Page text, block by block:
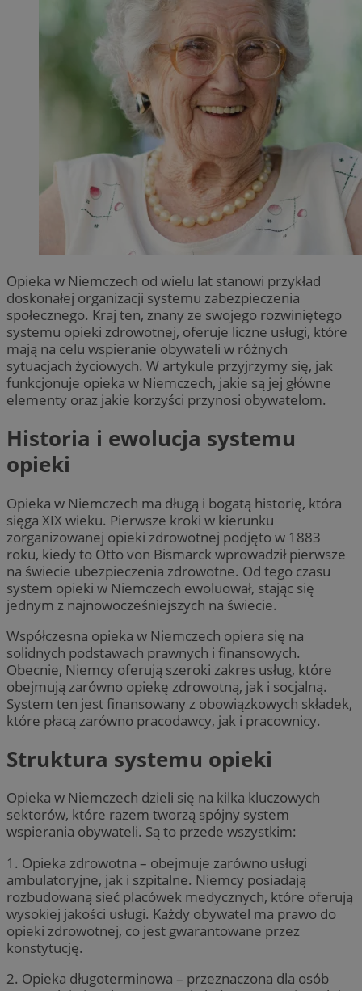
Opieka w Niemczech od wielu lat stanowi przykład
doskonałej organizacji systemu zabezpieczenia
społecznego. Kraj ten, znany ze swojego rozwiniętego
systemu opieki zdrowotnej, oferuje liczne usługi, które
mają na celu wspieranie obywateli w różnych
sytuacjach życiowych. W artykule przyjrzymy się, jak
funkcjonuje opieka w Niemczech, jakie są jej główne
elementy oraz jakie korzyści przynosi obywatelom.
Historia i ewolucja systemu
opieki
Opieka w Niemczech ma długą i bogatą historię, która
sięga XIX wieku. Pierwsze kroki w kierunku
zorganizowanej opieki zdrowotnej podjęto w 1883
roku, kiedy to Otto von Bismarck wprowadził pierwsze
na świecie ubezpieczenia zdrowotne. Od tego czasu
system opieki w Niemczech ewoluował, stając się
jednym z najnowocześniejszych na świecie.
Współczesna opieka w Niemczech opiera się na
solidnych podstawach prawnych i finansowych.
Obecnie, Niemcy oferują szeroki zakres usług, które
obejmują zarówno opiekę zdrowotną, jak i socjalną.
System ten jest finansowany z obowiązkowych składek,
które płacą zarówno pracodawcy, jak i pracownicy.
Struktura systemu opieki
Opieka w Niemczech dzieli się na kilka kluczowych
sektorów, które razem tworzą spójny system
wspierania obywateli. Są to przede wszystkim:
1. Opieka zdrowotna – obejmuje zarówno usługi
ambulatoryjne, jak i szpitalne. Niemcy posiadają
rozbudowaną sieć placówek medycznych, które oferują
wysokiej jakości usługi. Każdy obywatel ma prawo do
opieki zdrowotnej, co jest gwarantowane przez
konstytucję.
2. Opieka długoterminowa – przeznaczona dla osób